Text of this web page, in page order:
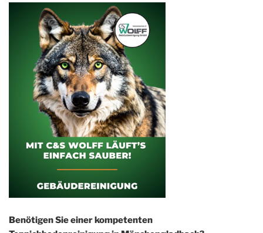
Benötigen Sie einer kompetenten